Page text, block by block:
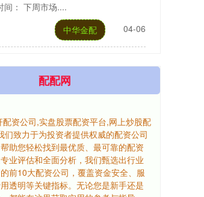
间： 下周市场....
04-06
中华金配
配配网
配资公司,实盘股票配资平台,网上炒股配
们致力于为投资者提供权威的配资公司
助您轻松找到最优质、最可靠的配资
业评估和全面分析，我们甄选出行业
前10大配资公司，覆盖资金安全、服
透明等关键指标。无论您是新手还是